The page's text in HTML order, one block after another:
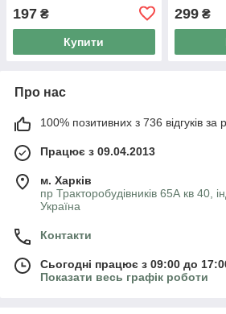
197 ₴
Купити
299₴
Про нас
100% позитивних з 736 відгуків за
Працює з 09.04.2013
м. Харків
пр Тракторобудівників 65А кв 40,
Україна
Контакти
Сьогодні працює з 09:00 до
Показати весь графік роботи